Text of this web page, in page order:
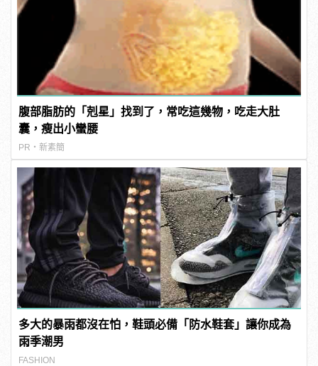
腹部脂肪的「剋星」找到了，常吃這幾物，吃走大肚
囊，瘦出小蠻腰
PR・新素簡
多大的暴雨都沒在怕，鞋頭必備「防水鞋套」讓你成為
雨季潮男
FASHION